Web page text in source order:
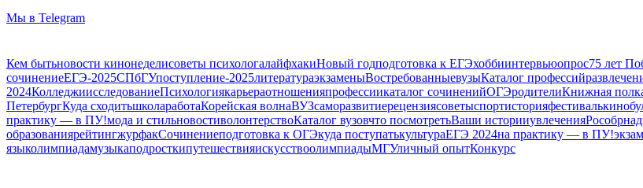
Мы в Telegram
Кем бытьновости кинонеделисоветы психологалайфхакиНовый годподготовка к ЕГЭхоббиинтервьюопрос75 лет
сочинениеЕГЭ-2025СПбГУпоступление-2025литератураэкзаменыВостребованныевузыКаталог профессий
2024КолледжиисследованиеПсихологиякарьераотношенияпрофессиикаталог сочиненийОГЭродителиКнижная
ПетербургКуда сходитьшколаработаКорейская волнаВУЗсаморазвитиерецензиясоветыспортисторияфестивалькино
практику — в ПУ!мода и стильновостиволонтерствоКаталог вузовчто посмотретьВаши историиувлечения
образованиярейтингжурфакСочинениеподготовка к ОГЭкуда поступатькультураЕГЭ 2024на практику — в ПУ!
языколимпиадамузыкаподросткипутешествияискусствоолимпиадыМГУличный опытКонкурс